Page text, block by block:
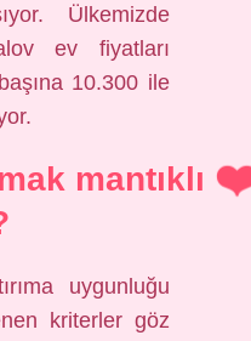
Ülkemizde
ev fiyatları
10.300 ile
mantıklı
uygunluğu
kriterler göz